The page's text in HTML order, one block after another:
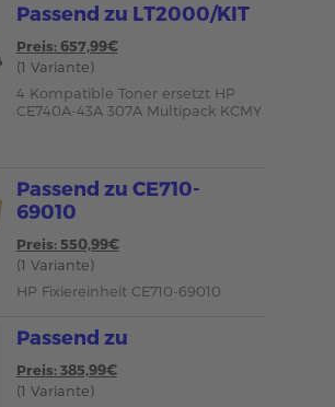
Passend zu LT2000/KIT
Preis: 657,99€
(1 Variante)
4 Kompatible Toner ersetzt HP
CE740A-43A 307A Multipack KCMY
Passend zu CE710-
69010
Preis: 550,99€
(1 Variante)
HP Fixiereinheit CE710-69010
Passend zu
Preis: 385,99€
(1 Variante)